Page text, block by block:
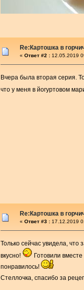
Re:Картошка в
« Ответ #2 : 12.05.2019
Вчера была вторая серия.
что у меня в йогуртовом
Re:Картошка в
« Ответ #3 : 17.12.2019
Только сейчас увидела,
вкусно!
Готовили
понравилось!
Стеллочка, спасибо за